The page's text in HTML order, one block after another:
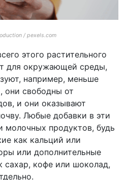
/ pexels.com
этого растительного
для окружающей среды,
например, меньше
они свободны от
и они оказывают
Любые добавки в эти
молочных продуктов, будь
как кальций или
или дополнительные
сахар, кофе или шоколад,